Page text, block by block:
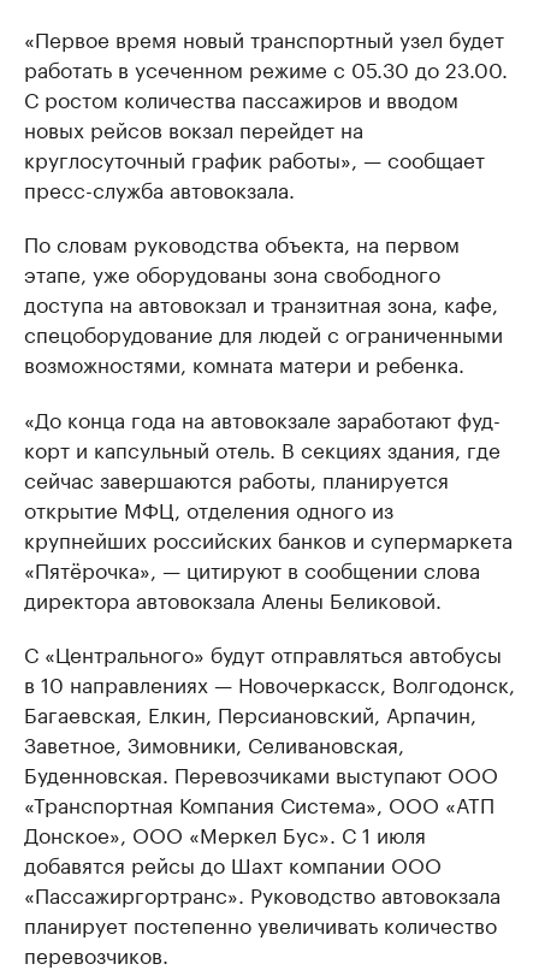
«Первое время новый транспортный узел будет
работать в усеченном режиме с 05.30 до 23.00.
С ростом количества пассажиров и вводом
новых рейсов вокзал перейдет на
круглосуточный график работы», — сообщает
пресс-служба автовокзала.
По словам руководства объекта, на первом
этапе, уже оборудованы зона свободного
доступа на автовокзал и транзитная зона, кафе,
спецоборудование для людей с ограниченными
возможностями, комната матери и ребенка.
«До конца года на автовокзале заработают фуд-
корт и капсульный отель. В секциях здания, где
сейчас завершаются работы, планируется
открытие МФЦ, отделения одного из
крупнейших российских банков и супермаркета
«Пятёрочка», — цитируют в сообщении слова
директора автовокзала Алены Беликовой.
С «Центрального» будут отправляться автобусы
в 10 направлениях — Новочеркасск, Волгодонск,
Багаевская, Елкин, Персиановский, Арпачин,
Заветное, Зимовники, Селивановская,
Буденновская. Перевозчиками выступают ООО
«Транспортная Компания Система», ООО «АТП
Донское», ООО «Меркел Бус». С 1 июля
добавятся рейсы до Шахт компании ООО
«Пассажиргортранс». Руководство автовокзала
планирует постепенно увеличивать количество
перевозчиков.